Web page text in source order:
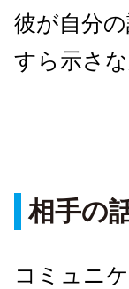
彼が自分
すら示さ
相手の
コミュニ